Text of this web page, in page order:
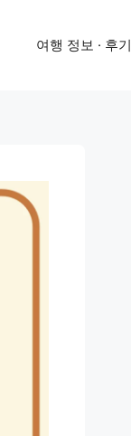
여행 정보 · 후기